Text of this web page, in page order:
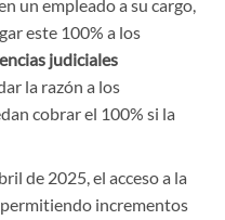
un empleado a su cargo,
este 100% a los
judiciales
la razón a los
cobrar el 100% si la
de 2025, el acceso a la
incrementos